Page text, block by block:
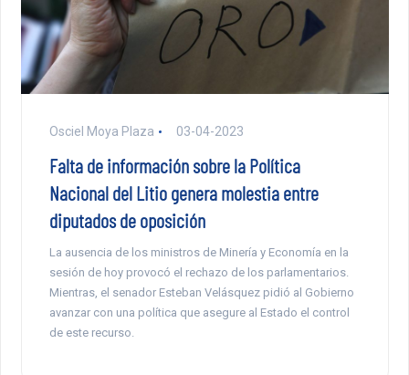
Osciel Moya Plaza 03-04-2023
Falta de información sobre la Política
Nacional del Litio genera molestia entre
diputados de oposición
La ausencia de los ministros de Minería y Economía en la
sesión de hoy provocó el rechazo de los parlamentarios.
Mientras, el senador Esteban Velásquez pidió al Gobierno
avanzar con una política que asegure al Estado el control
de este recurso.